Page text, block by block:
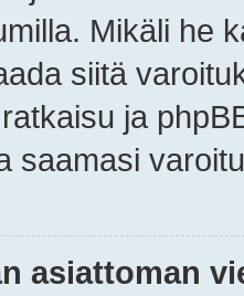
Mikäli he
siitä
ja
saamasi
asiattoman